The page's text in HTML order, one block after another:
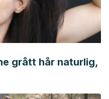
grått hår naturlig,